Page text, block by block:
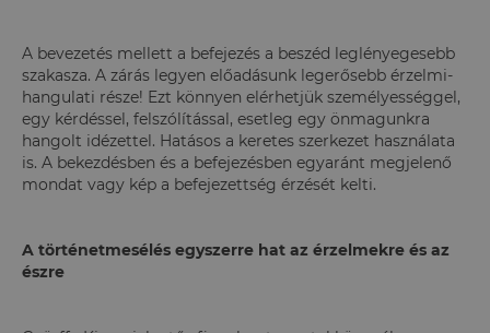
A bevezetés mellett a befejezés a beszéd leglényegesebb
szakasza. A zárás legyen előadásunk legerősebb érzelmi-
hangulati része! Ezt könnyen elérhetjük személyességgel,
egy kérdéssel, felszólítással, esetleg egy önmagunkra
hangolt idézettel. Hatásos a keretes szerkezet használata
is. A bekezdésben és a befejezésben egyaránt megjelenő
mondat vagy kép a befejezettség érzését kelti.
A történetmesélés egyszerre hat az érzelmekre és az
észre